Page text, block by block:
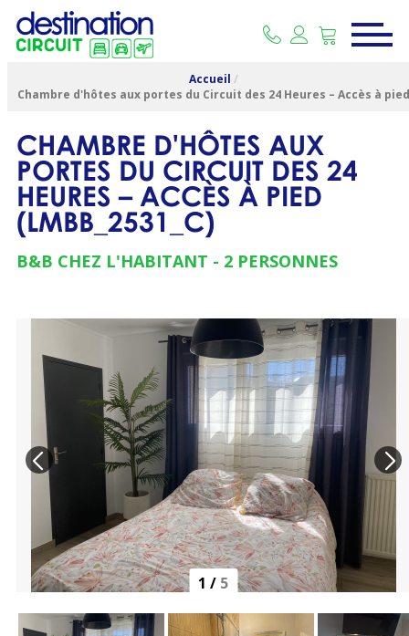
Accueil /
Chambre d'hôtes aux portes du Circuit des 24 Heures – Accès à pied
CHAMBRE D'HÔTES AUX
PORTES DU CIRCUIT DES 24
HEURES – ACCÈS À PIED
(LMBB_2531_C)
B&B CHEZ L'HABITANT 2 PERSONNES
1 / 5